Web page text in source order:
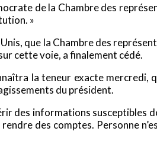
de la Chambre des
»
que la Chambre des
cette voie, a finalement cédé.
la teneur exacte mercredi,
du président.
des informations susceptibles
des comptes. Personne